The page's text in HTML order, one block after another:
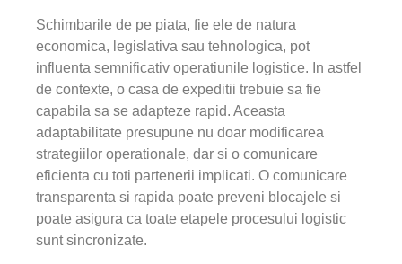
Schimbarile de pe piata, fie ele de natura
economica, legislativa sau tehnologica, pot
influenta semnificativ operatiunile logistice. In astfel
de contexte, o casa de expeditii trebuie sa fie
capabila sa se adapteze rapid. Aceasta
adaptabilitate presupune nu doar modificarea
strategiilor operationale, dar si o comunicare
eficienta cu toti partenerii implicati. O comunicare
transparenta si rapida poate preveni blocajele si
poate asigura ca toate etapele procesului logistic
sunt sincronizate.